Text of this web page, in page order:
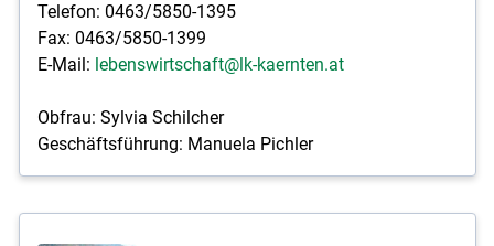
Telefon: 0463/5850-1395
Fax: 0463/5850-1399
E-Mail: lebenswirtschaft@lk-kaernten.at
Obfrau: Sylvia Schilcher
Geschäftsführung: Manuela Pichler